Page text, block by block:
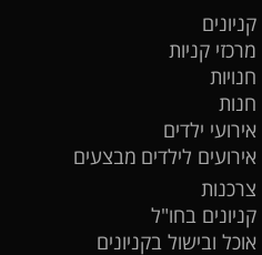
קניונים
מרכזי קניות
חנויות
חנות
אירועי ילדים
אירועים לילדים מבצעים
צרכנות
קניונים בחו"ל
אוכל ובישול בקניונים